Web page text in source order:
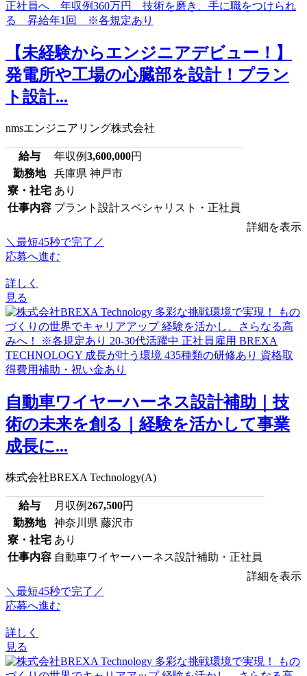
【未経験からエンジニアデビュー！】
発電所や工場の心臓部を設計！プラン
ト設計...
nmsエンジニアリング株式会社
給与 年収例3,600,000円
勤務地
兵庫県 神戸市
寮・社宅 あり
仕事内容 プラント設計スペシャリスト・正社員
詳細を表示
＼最短45秒で完了／
応募へ進む
詳しく
見る
自動車ワイヤーハーネス設計補助｜技
術の未来を創る｜経験を活かして事業
成長に...
株式会社BREXA Technology(A)
給与 月収例267,500円
勤務地
神奈川県 藤沢市
寮・社宅 あり
仕事内容 自動車ワイヤーハーネス設計補助・正社員
詳細を表示
＼最短45秒で完了／
応募へ進む
詳しく
見る